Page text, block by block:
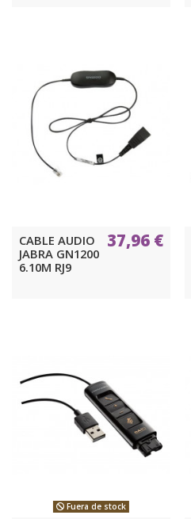
CABLE AUDIO
JABRA GN1200
6.10M RJ9
37,96 €
Fuera de stock